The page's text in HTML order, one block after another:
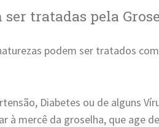
ser tratadas pela
podem ser tratados
Diabetes ou de alguns
à mercê da groselha, que age